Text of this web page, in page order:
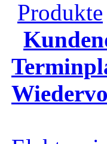
Produkte